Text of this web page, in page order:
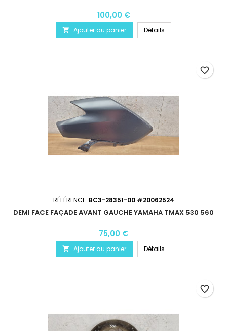
100,00 €
 Ajouter au panier Détails
RÉFÉRENCE: BC3-28351-00 #20062524
DEMI FACE FAÇADE AVANT GAUCHE YAMAHA TMAX 530 560
75,00 €
 Ajouter au panier Détails
favorite_border
favorite_border